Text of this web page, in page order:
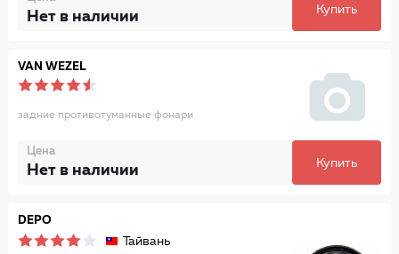
Нет в наличии Купить
VAN WEZEL
задние противотуманные фонари
Цена
Нет в наличии Купить
DEPO
Тайвань